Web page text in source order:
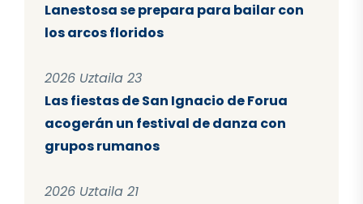
Lanestosa se prepara para bailar con
los arcos floridos
2026 Uztaila 23
Las fiestas de San Ignacio de Forua
acogerán un festival de danza con
grupos rumanos
2026 Uztaila 21